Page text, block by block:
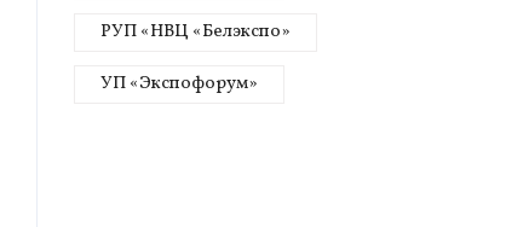
РУП «НВЦ «Белэкспо»
УП «Экспофорум»